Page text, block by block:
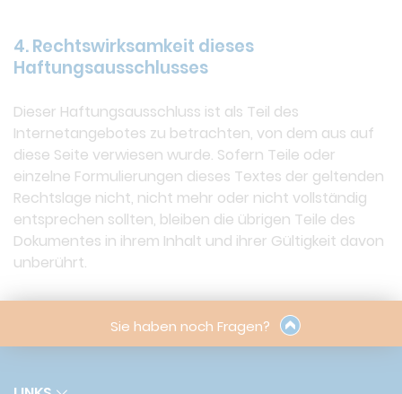
4. Rechtswirksamkeit dieses
Haftungsausschlusses
Dieser Haftungsausschluss ist als Teil des
Internetangebotes zu betrachten, von dem aus auf
diese Seite verwiesen wurde. Sofern Teile oder
einzelne Formulierungen dieses Textes der geltenden
Rechtslage nicht, nicht mehr oder nicht vollständig
entsprechen sollten, bleiben die übrigen Teile des
Dokumentes in ihrem Inhalt und ihrer Gültigkeit davon
unberührt.
Sie haben noch Fragen?